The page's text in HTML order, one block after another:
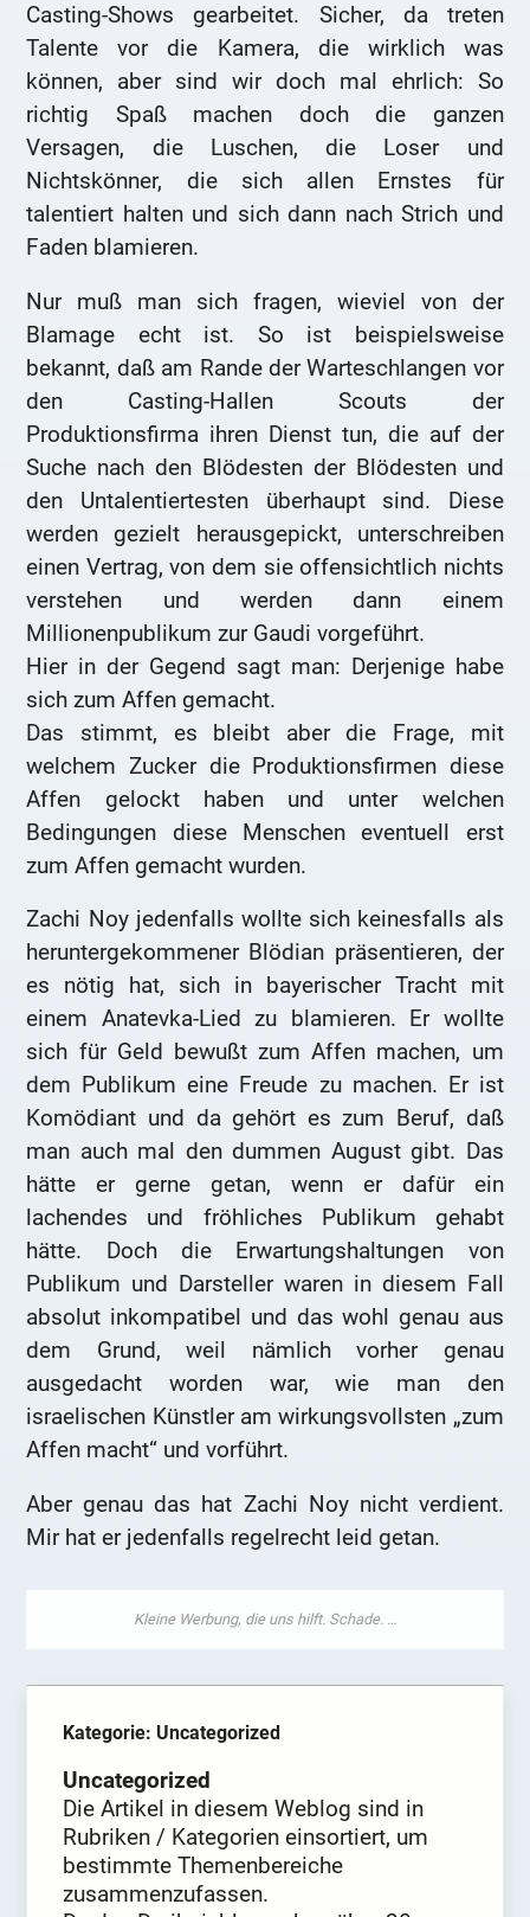
Casting-Shows gearbeitet. Sicher, da treten
Talente vor die Kamera, die wirklich was
können, aber sind wir doch mal ehrlich: So
richtig Spaß machen doch die ganzen
Versagen, die Luschen, die Loser und
Nichtskönner, die sich allen Ernstes für
talentiert halten und sich dann nach Strich und
Faden blamieren.
Nur muß man sich fragen, wieviel von der
Blamage echt ist. So ist beispielsweise
bekannt, daß am Rande der Warteschlangen vor
den Casting-Hallen Scouts der
Produktionsfirma ihren Dienst tun, die auf der
Suche nach den Blödesten der Blödesten und
den Untalentiertesten überhaupt sind. Diese
werden gezielt herausgepickt, unterschreiben
einen Vertrag, von dem sie offensichtlich nichts
verstehen und werden dann einem
Millionenpublikum zur Gaudi vorgeführt.
Hier in der Gegend sagt man: Derjenige habe
sich zum Affen gemacht.
Das stimmt, es bleibt aber die Frage, mit
welchem Zucker die Produktionsfirmen diese
Affen gelockt haben und unter welchen
Bedingungen diese Menschen eventuell erst
zum Affen gemacht wurden.
Zachi Noy jedenfalls wollte sich keinesfalls als
heruntergekommener Blödian präsentieren, der
es nötig hat, sich in bayerischer Tracht mit
einem Anatevka-Lied zu blamieren. Er wollte
sich für Geld bewußt zum Affen machen, um
dem Publikum eine Freude zu machen. Er ist
Komödiant und da gehört es zum Beruf, daß
man auch mal den dummen August gibt. Das
hätte er gerne getan, wenn er dafür ein
lachendes und fröhliches Publikum gehabt
hätte. Doch die Erwartungshaltungen von
Publikum und Darsteller waren in diesem Fall
absolut inkompatibel und das wohl genau aus
dem Grund, weil nämlich vorher genau
ausgedacht worden war, wie man den
israelischen Künstler am wirkungsvollsten „zum
Affen macht“ und vorführt.
Aber genau das hat Zachi Noy nicht verdient.
Mir hat er jedenfalls regelrecht leid getan.
Kategorie: Uncategorized
Uncategorized
Die Artikel in diesem Weblog sind in
Rubriken / Kategorien einsortiert, um
bestimmte Themenbereiche
zusammenzufassen.